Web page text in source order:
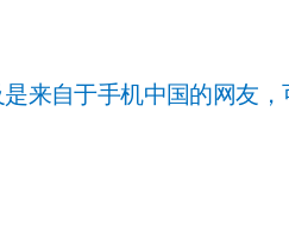
来自于手机中国的网友，